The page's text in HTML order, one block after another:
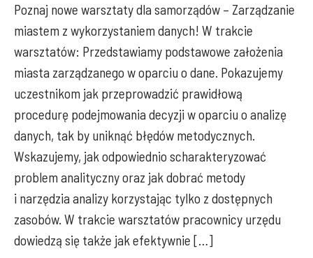
wpisu:
Poznaj nowe warsztaty dla samorządów – Zarządzanie
miastem z wykorzystaniem danych! W trakcie
warsztatów: Przedstawiamy podstawowe założenia
miasta zarządzanego w oparciu o dane. Pokazujemy
uczestnikom jak przeprowadzić prawidłową
procedurę podejmowania decyzji w oparciu o analizę
danych, tak by uniknąć błędów metodycznych.
Wskazujemy, jak odpowiednio scharakteryzować
problem analityczny oraz jak dobrać metody
i narzędzia analizy korzystając tylko z dostępnych
zasobów. W trakcie warsztatów pracownicy urzędu
dowiedzą się także jak efektywnie […]